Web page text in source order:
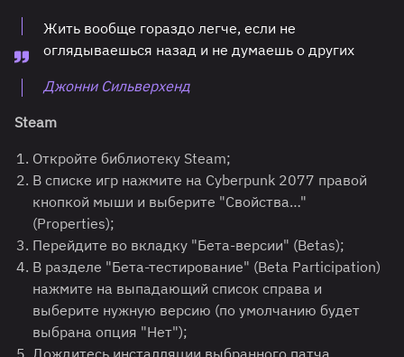
Жить вообще гораздо легче, если не
оглядываешься назад и не думаешь о других
Джонни Сильверхенд
Steam
Откройте библиотеку Steam;
В списке игр нажмите на Cyberpunk 2077 правой
кнопкой мыши и выберите "Свойства…"
(Properties);
Перейдите во вкладку "Бета-версии" (Betas);
В разделе "Бета-тестирование" (Beta Participation)
нажмите на выпадающий список справа и
выберите нужную версию (по умолчанию будет
выбрана опция "Нет");